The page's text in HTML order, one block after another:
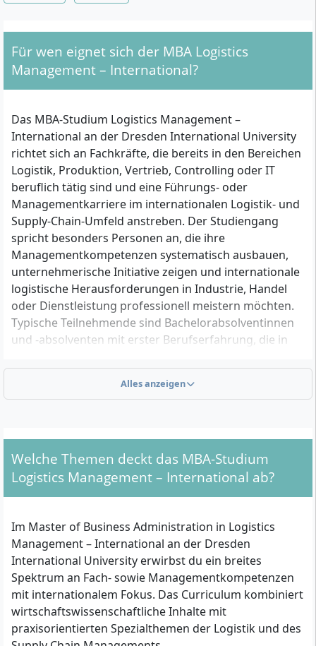
Für wen eignet sich der MBA Logistics
Management – International?
Das MBA-Studium Logistics Management –
International an der Dresden International University
richtet sich an Fachkräfte, die bereits in den Bereichen
Logistik, Produktion, Vertrieb, Controlling oder IT
beruflich tätig sind und eine Führungs- oder
Managementkarriere im internationalen Logistik- und
Supply-Chain-Umfeld anstreben. Der Studiengang
spricht besonders Personen an, die ihre
Managementkompetenzen systematisch ausbauen,
unternehmerische Initiative zeigen und internationale
logistische Herausforderungen in Industrie, Handel
oder Dienstleistung professionell meistern möchten.
Typische Teilnehmende sind Bachelorabsolventinnen
und -absolventen mit erster Berufserfahrung, die in
Logistikmanager oder Beraterinnen und Berater
Welche formalen Zugangskriterien musst du
erfüllen?
Um zum MBA Logistics Management – International
zugelassen zu werden, musst du folgende
Abgeschlossenes Hochschulstudium (in der Regel
Bachelor), vergleichbar mit mindestens 240 ECTS-
Punkten oder einem 8-semestrigen Studium,
vorzugsweise in Wirtschaft, Betriebswirtschaft,
Logistik oder einem verwandten Bereich
Berufserfahrung von üblicherweise mindestens
Alles anzeigen
Welche Themen deckt das MBA-Studium
Logistics Management – International ab?
Im Master of Business Administration in Logistics
Management – International an der Dresden
International University erwirbst du ein breites
Spektrum an Fach- sowie Managementkompetenzen
mit internationalem Fokus. Das Curriculum kombiniert
wirtschaftswissenschaftliche Inhalte mit
praxisorientierten Spezialthemen der Logistik und des